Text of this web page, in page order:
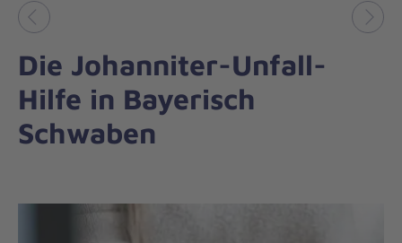
Vorheriges
Die Johanniter-Unfall-
Hilfe in Bayerisch
Schwaben